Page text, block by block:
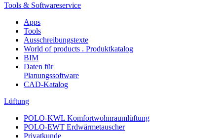
Tools & Softwareservice
Apps
Tools
Ausschreibungstexte
World of products . Produktkatalog
BIM
Daten für
Planungssoftware
CAD-Katalog
Lüftung
POLO-KWL Komfortwohnraumlüftung
POLO-EWT Erdwärmetauscher
Privatkunde